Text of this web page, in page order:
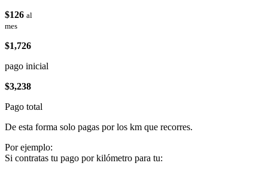
$126 al
mes
$1,726
pago inicial
$3,238
Pago total
De esta forma solo pagas por los km que recorres.
Por ejemplo:
Si contratas tu pago por kilómetro para tu: